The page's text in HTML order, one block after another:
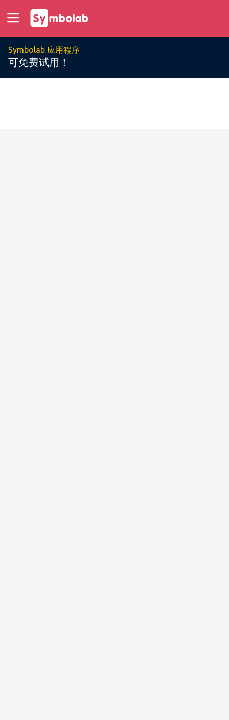
Symbolab 应用程序
可免费试用！